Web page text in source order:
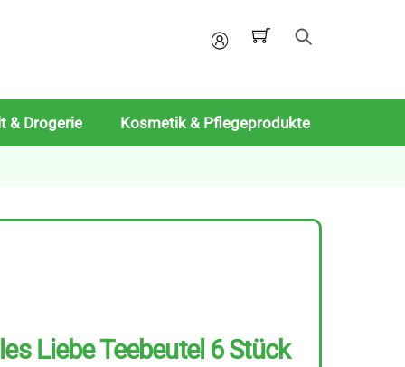
Mein
& Drogerie Kosmetik & Pflegeprodukte
Liebe Teebeutel 6 Stück